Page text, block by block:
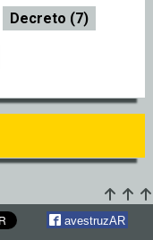
Decreto (7)
avestruzAR